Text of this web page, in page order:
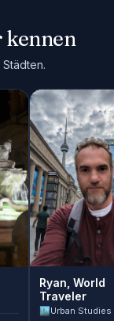
kennen
Ryan World
Traveler
🏙️Urban Studies